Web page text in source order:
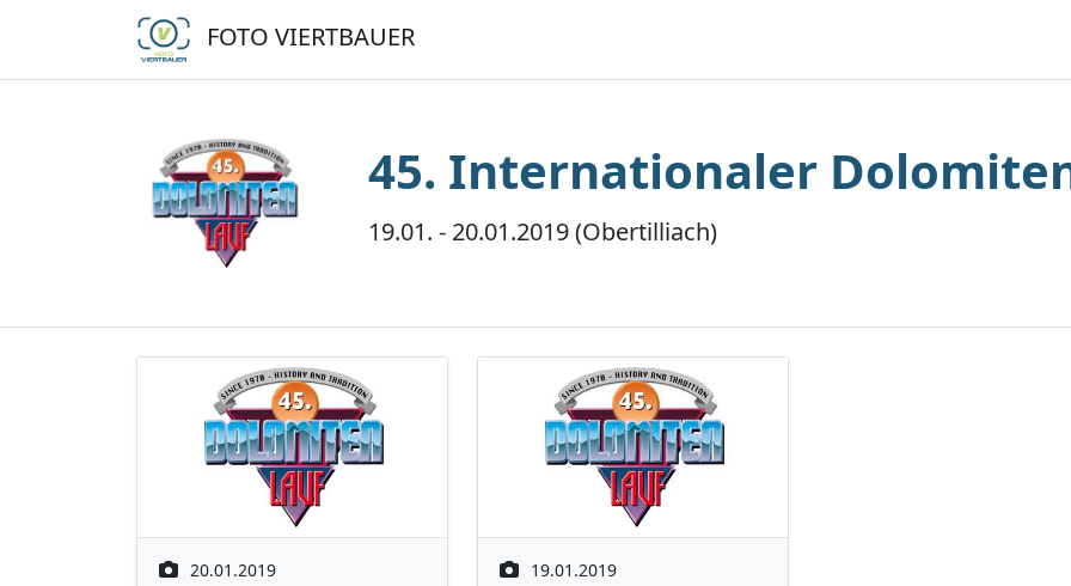
FOTO VIERTBAUER
45. Internationaler
19.01. - 20.01.2019 (Obertilliach)
20.01.2019 19.01.2019